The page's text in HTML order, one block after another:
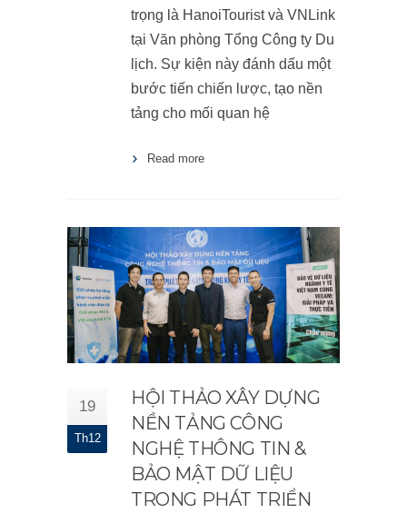
trọng là HanoiTourist và VNLink
tại Văn phòng Tổng Công ty Du
lịch. Sự kiện này đánh dấu một
bước tiến chiến lược, tạo nền
tảng cho mối quan hệ
Read more
19
Th12
HỘI THẢO XÂY DỰNG
NỀN TẢNG CÔNG
NGHỆ THÔNG TIN &
BẢO MẬT DỮ LIỆU
TRONG PHÁT TRIỂN